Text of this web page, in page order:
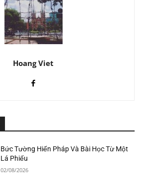
Hoang Viet
Bức Tường Hiến Pháp Và Bài Học Từ Một
Lá Phiếu
02/08/2026